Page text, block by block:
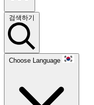
검색하기
Choose Language